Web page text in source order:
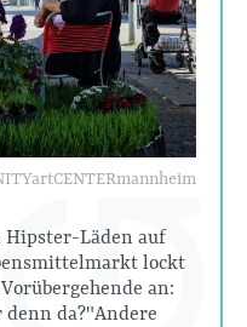
Hipster-Läden auf
lockt
an:
da?" Andere